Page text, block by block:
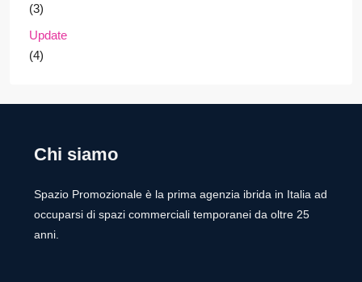
(3)
Update
(4)
Chi siamo
Spazio Promozionale è la prima agenzia ibrida in Italia ad
occuparsi di spazi commerciali temporanei da oltre 25
anni.